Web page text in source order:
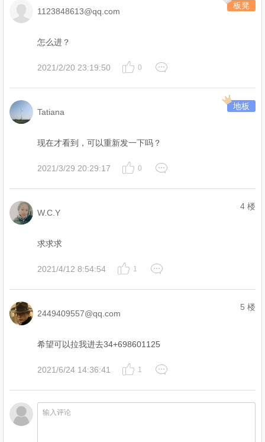
1123848613@qq.com
板凳
怎么进？
2021/2/20 23:19:50 0
Tatiana
地板
现在才看到，可以重新发一下吗？
2021/3/29 20:29:17 0
W.C.Y
4 楼
求求求
2021/4/12 8:54:54 1
2449409557@qq.com
5 楼
希望可以拉我进去34+698601125
2021/6/24 14:36:41 1